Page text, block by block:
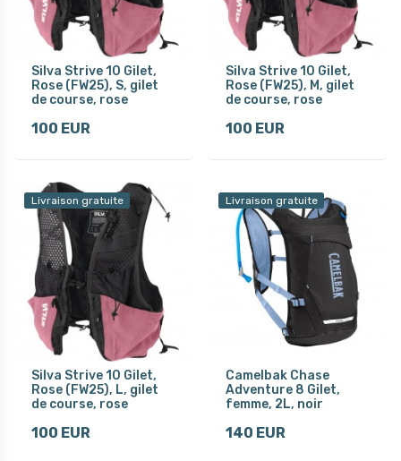
Silva Strive 10 Gilet,
Rose (FW25), S, gilet
de course, rose
100 EUR
Silva Strive 10 Gilet,
Rose (FW25), M, gilet
de course, rose
100 EUR
Livraison gratuite
Silva Strive 10 Gilet,
Rose (FW25), L, gilet
de course, rose
100 EUR
Livraison gratuite
Camelbak Chase
Adventure 8 Gilet,
femme, 2L, noir
140 EUR